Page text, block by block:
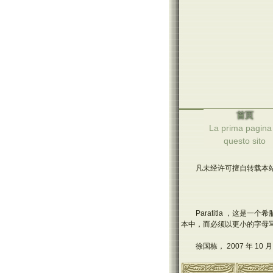
首页
La prima
questo sito
凡未经许可擅自转载本
Paratitla ，这是一个希
本中，而必须以更小的字母
徐国栋， 2007 年 10